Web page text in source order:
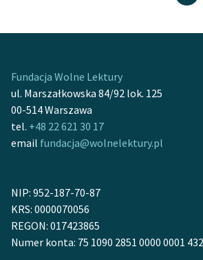
Fundacja Wolne Lektury
ul. Marszałkowska 84/92 lok. 125
00-514 Warszawa
tel. +48 22 621 30 17
email fundacja@wolnelektury.pl
NIP: 952-187-70-87
KRS: 0000070056
REGON: 017423865
Numer konta: 75 1090 2851 0000 0001